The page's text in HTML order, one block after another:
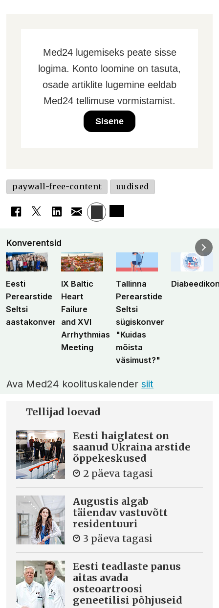
Med24 lugemiseks peate sisse
logima. Konto loomine on tasuta,
osade artiklite lugemine eeldab
Med24 tellimuse vormistamist.
Sisene
paywall-free-content uudised
Konverentsid
Eesti
Perearstide
Seltsi
aastakonverents
IX Baltic
Heart
Failure
and XVI
Arrhythmias
Meeting
Tallinna
Perearstide
Seltsi
sügiskonverents
"Kuidas
mõista
väsimust?"
Ava Med24 koolituskalendersiit
Tellijad loevad
Eesti haiglatest on
saanud Ukraina arstide
õppekeskused
2 päeva tagasi
Augustis algab
täiendav vastuvõtt
residentuuri
3 päeva tagasi
Eesti teadlaste panus
aitas avada
osteoartroosi
geneetilisi põhjuseid